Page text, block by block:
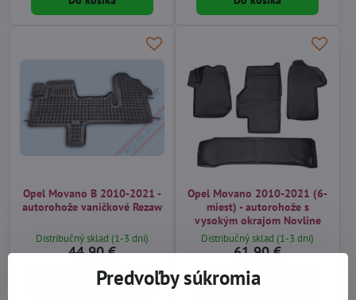
Opel Movano B 2010-2021 -
autorohože vaničkové Rezaw
Distribučný sklad (1-3 dni)
44,90 €
Do košíka
Opel Movano 2010-2021 (6-
miest) - autorohože s
vysokým okrajom Novline
Distribučný sklad (1-3 dni)
61,90 €
Do košíka
Predvoľby súkromia